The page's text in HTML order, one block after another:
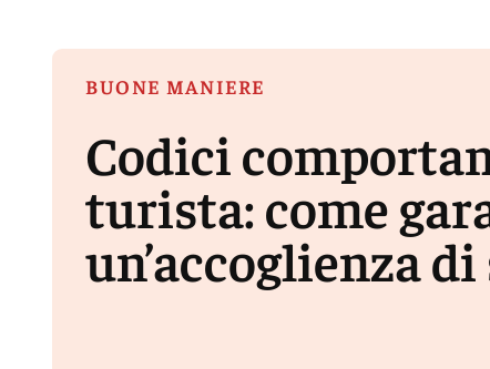
BUONE MANIERE
Codici
turista: come
un’accoglienza di